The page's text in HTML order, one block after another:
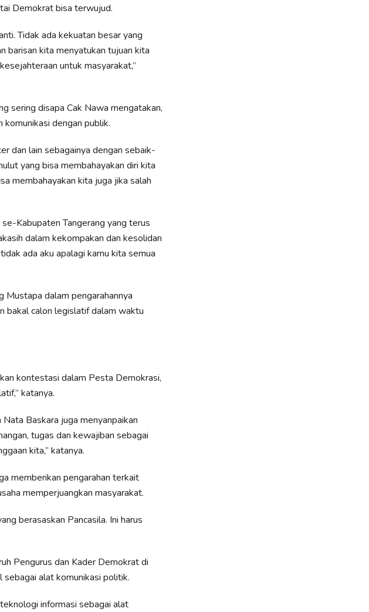
Demokrat bisa terwujud.
Tidak ada kekuatan besar yang
barisan kita menyatukan tujuan kita
untuk masyarakat,”
sering disapa Cak Nawa mengatakan,
dengan publik.
dan lain sebagainya dengan sebaik-
yang bisa membahayakan diri kita
membahayakan kita juga jika salah
Kabupaten Tangerang yang terus
dalam kekompakan dan kesolidan
ada aku apalagi kamu kita semua
Mustapa dalam pengarahannya
bakal calon legislatif dalam waktu
kontestasi dalam Pesta Demokrasi,
katanya.
Baskara juga menyanpaikan
tugas dan kewajiban sebagai
kita,” katanya.
memberikan pengarahan terkait
memperjuangkan masyarakat.
berasaskan Pancasila. Ini harus
Pengurus dan Kader Demokrat di
alat komunikasi politik.
informasi sebagai alat